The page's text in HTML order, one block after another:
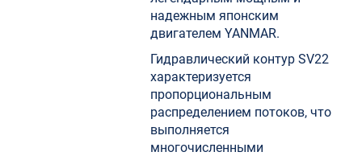
надежным японским
двигателем YANMAR.
Гидравлический контур SV22
характеризуется
пропорциональным
распределением потоков, что
выполняется
многочисленными